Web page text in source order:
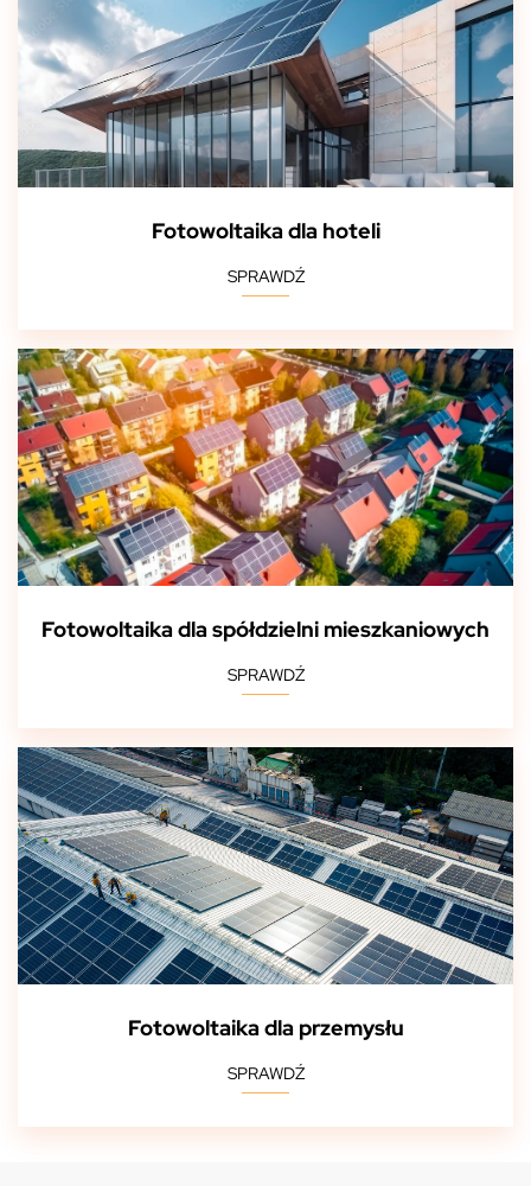
Fotowoltaika dla hoteli
SPRAWDŹ
Fotowoltaika dla spółdzielni mieszkaniowych
SPRAWDŹ
Fotowoltaika dla przemysłu
SPRAWDŹ